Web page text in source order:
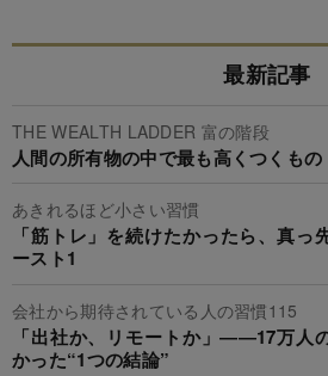
最新記事
THE WEALTH LADDER 富の階段
人間の所有物の中で最も高くつくもの
あきれるほど小さい習慣
「筋トレ」を続けたかったら、真っ
ースト1
会社から期待されている人の習慣115
「出社か、リモートか」――17万人
かった“1つの結論”